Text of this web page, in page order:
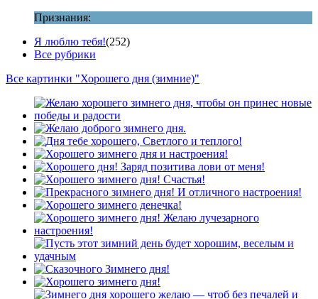
Признания:
Я люблю тебя!(252)
Все рубрики
Все картинки "Хорошего дня (зимние)"